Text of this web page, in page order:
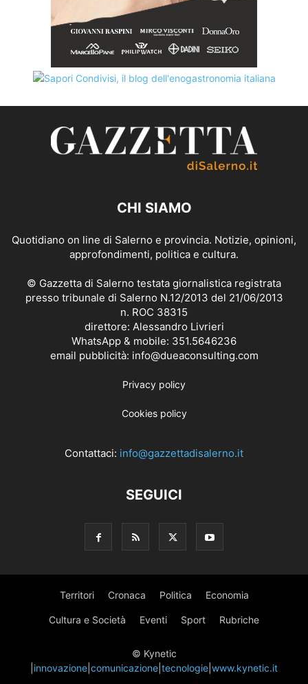
CHI SIAMO
Quotidiano on line di Salerno e provincia. Notizie, opinioni,
approfondimenti, politica e cultura.
© Gazzetta di Salerno testata giornalistica registrata
presso tribunale di Salerno N.12/2013 del 21/06/2013
n. ROC 38315
direttore: Alessandro Livrieri
WhatsApp & mobile: 351.5646236
email pubblicità: info@dueaconsulting.com
Privacy policy
Cookies policy
Contattaci: info@gazzettadisalerno.it
SEGUICI
Territori Cronaca Politica Economia
Cultura e Società Eventi Sport Rubriche
© Kynetic
innovazione comunicazione tecnologie www.kynetic.it